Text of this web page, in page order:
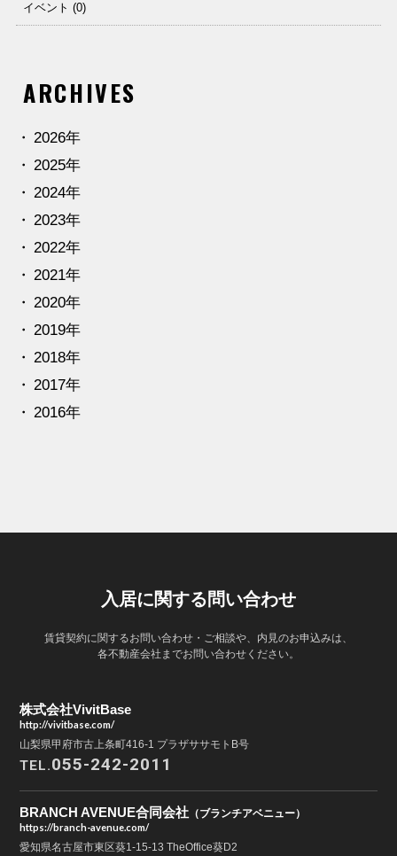
イベント (0)
ARCHIVES
2026年
2025年
2024年
2023年
2022年
2021年
2020年
2019年
2018年
2017年
2016年
入居に関する問い合わせ
賃貸契約に関するお問い合わせ・ご相談や、内見のお申込みは、
各不動産会社までお問い合わせください。
株式会社VivitBase
http://vivitbase.com/
山梨県甲府市古上条町416-1 プラザササモトB号
TEL.055-242-2011
BRANCH AVENUE合同会社 （ブランチアベニュー）
https://branch-avenue.com/
愛知県名古屋市東区葵1-15-13 TheOffice葵D2